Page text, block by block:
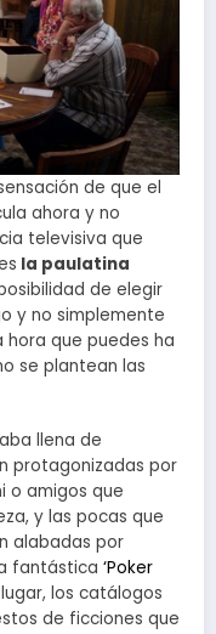
de que el
ahora y no
televisiva que
la paulatina
de elegir
y no simplemente
que puedes ha
se plantean las
llena de
protagonizadas por
o amigos que
y las pocas que
alabadas por
fantástica ‘Poker
los catálogos
de ficciones que